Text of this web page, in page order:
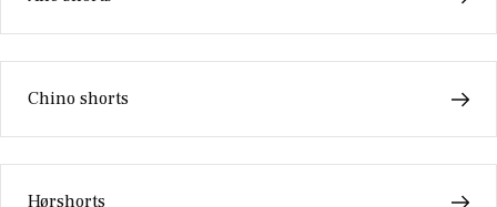
Chino shorts
Hørshorts